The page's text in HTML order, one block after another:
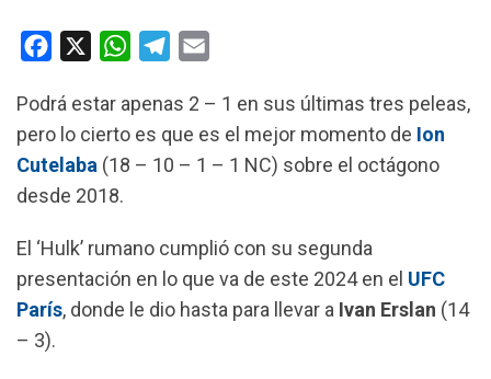
c
e
b
o
k
W
a
s
p
l
e
g
m
a
i
l
Podrá estar apenas 2 – 1 en sus últimas tres peleas,
pero lo cierto es que es el mejor momento de Ion
Cutelaba (18 – 10 – 1 – 1 NC) sobre el octágono
desde 2018.
El ‘Hulk’ rumano cumplió con su segunda
presentación en lo que va de este 2024 en el UFC
París, donde le dio hasta para llevar a Ivan Erslan (14
– 3).